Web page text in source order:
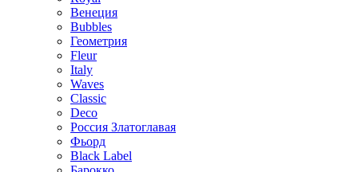
Венеция
Bubbles
Геометрия
Fleur
Italy
Waves
Classic
Deco
Россия Златоглавая
Фьорд
Black Label